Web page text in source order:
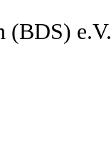
(BDS) e.V.